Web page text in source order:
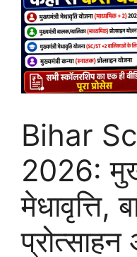
Bihar
2026:
मेधावृत्ति,